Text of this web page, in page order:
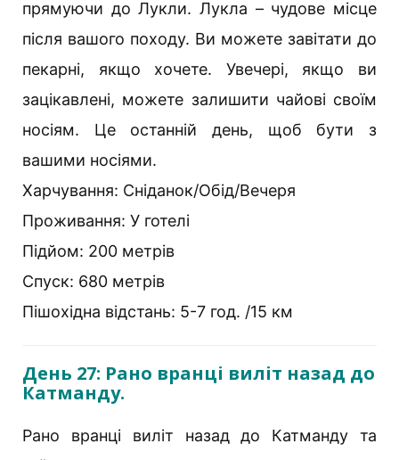
прямуючи до Лукли. Лукла – чудове місце
після вашого походу. Ви можете завітати до
пекарні, якщо хочете. Увечері, якщо ви
зацікавлені, можете залишити чайові своїм
носіям. Це останній день, щоб бути з
вашими носіями.
Харчування: Сніданок/Обід/Вечеря
Проживання: У готелі
Підйом: 200 метрів
Спуск: 680 метрів
Пішохідна відстань: 5-7 год. /15 км
День 27: Рано вранці виліт назад до
Катманду.
Рано вранці виліт назад до Катманду та